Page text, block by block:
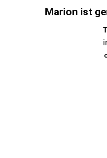
Marion ist